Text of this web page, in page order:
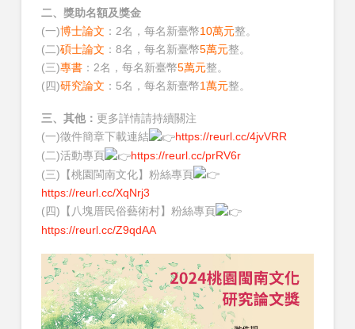
二、獎助名額及獎金
(一)博士論文 ：2名，每名新臺幣10萬元整。
(二)碩士論文 ：8名，每名新臺幣5萬元整。
(三)專書：2名，每名新臺幣5萬元整。
(四)研究論文 ：5名，每名新臺幣1萬元整。
三、其他： 更多詳情請持續關注
(一)徵件簡章下載連結
https://reurl.cc/4jvVRR
(二)活動專頁
https://reurl.cc/prRV6r
(三)【桃園閩南文化】粉絲專頁
https://reurl.cc/XqNrj3
(四)【八塊厝民俗藝術村】粉絲專頁
https://reurl.cc/Z9qdAA